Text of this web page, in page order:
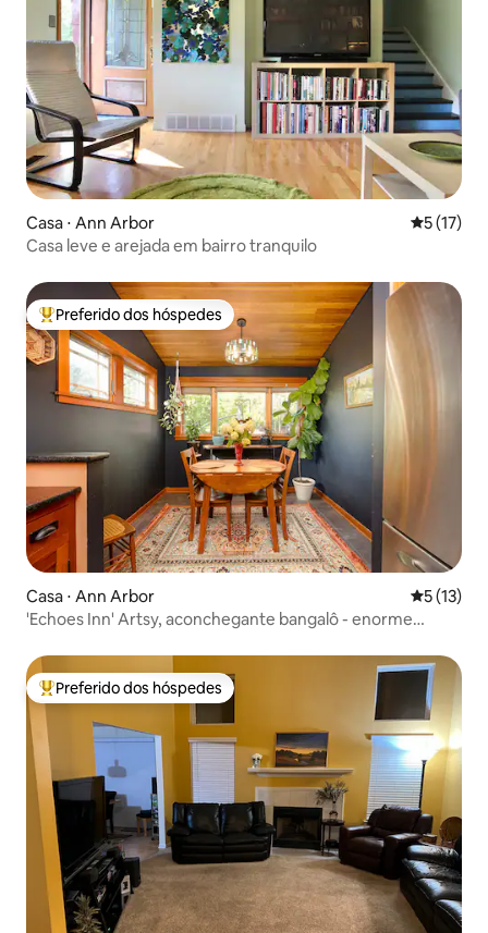
Casa ⋅ Ann Arbor 5 de uma
5 (17)
Casa leve e arejada em bairro tranquilo
Entre os melhores preferidos dos hóspedes
Preferido dos hóspedes
Casa ⋅ Ann Arbor 5 de uma
5 (13)
'Echoes Inn' Artsy, aconchegante bangalô - enorme
Entre os melhores preferidos dos hóspedes
Preferido dos hóspedes